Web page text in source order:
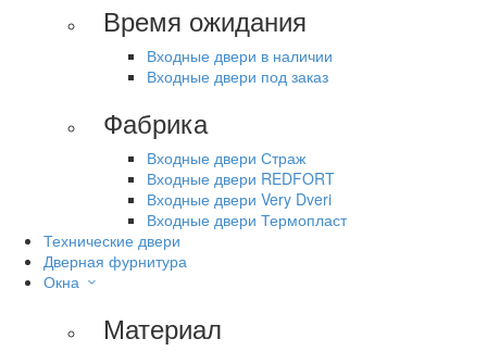
Время ожидания
Входные двери в наличии
Входные двери под заказ
Фабрика
Входные двери Страж
Входные двери REDFORT
Входные двери Very Dveri
Входные двери Термопласт
Технические двери
Дверная фурнитура
Окна
Материал